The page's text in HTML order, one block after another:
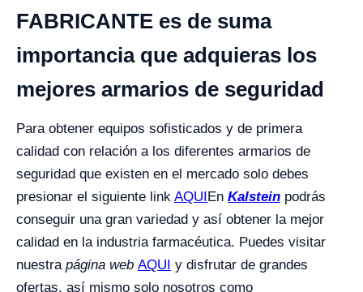
FABRICANTE es de suma
importancia que adquieras los
mejores armarios de seguridad
Para obtener equipos sofisticados y de primera
calidad con relación a los diferentes armarios de
seguridad que existen en el mercado solo debes
presionar el siguiente link AQUIEn Kalstein podrás
conseguir una gran variedad y así obtener la mejor
calidad en la industria farmacéutica. Puedes visitar
nuestra página web AQUI y disfrutar de grandes
ofertas, así mismo solo nosotros como